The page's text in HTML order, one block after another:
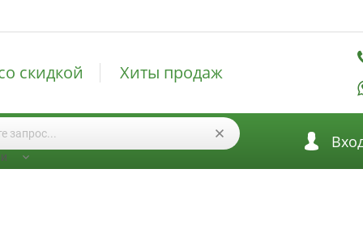
скидкой Хиты продаж